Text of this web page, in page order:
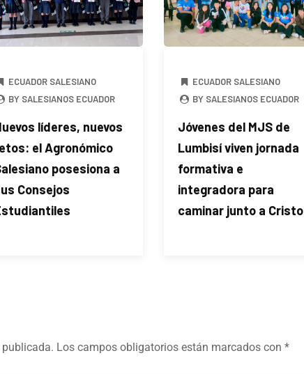
ECUADOR SALESIANO
BY SALESIANOS ECUADOR
líderes, nuevos
el Agronómico
posesiona a
Consejos
ECUADOR SALESIANO
BY SALESIANOS ECUADOR
Jóvenes del MJS de
Lumbisí viven jornada
formativa e
integradora para
caminar junto a Cristo
Los campos obligatorios están marcados con *